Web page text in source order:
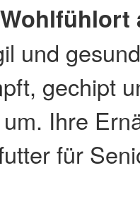
und
gechipt
Ihre
für